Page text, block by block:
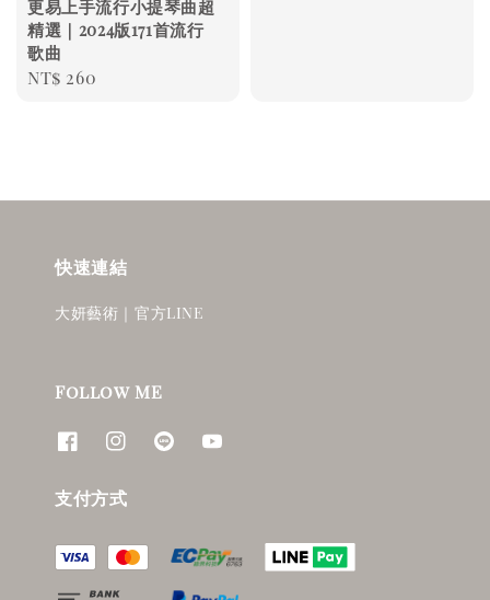
更易上手流行小提琴曲超
精選｜2024版171首流行
歌曲
Regular
NT$ 260
快速連結
大妍藝術｜官方LINE
Follow ME
支付方式